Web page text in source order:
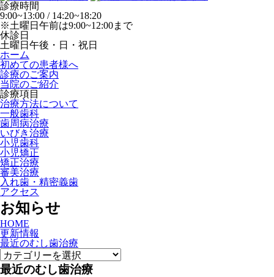
診療時間
9:00~13:00 / 14:20~18:20
※土曜日午前は9:00~12:00まで
休診日
土曜日午後・日・祝日
ホーム
初めての患者様へ
診療のご案内
当院のご紹介
診療項目
治療方法について
一般歯科
歯周病治療
いびき治療
小児歯科
小児矯正
矯正治療
審美治療
入れ歯・精密義歯
アクセス
お知らせ
HOME
更新情報
最近のむし歯治療
最近のむし歯治療